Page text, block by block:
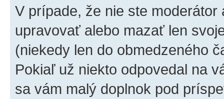
V prípade, že nie ste
upravovať alebo mazať len
(niekedy len do obmedzeného
Pokiaľ už niekto odpovedal na
sa vám malý doplnok pod